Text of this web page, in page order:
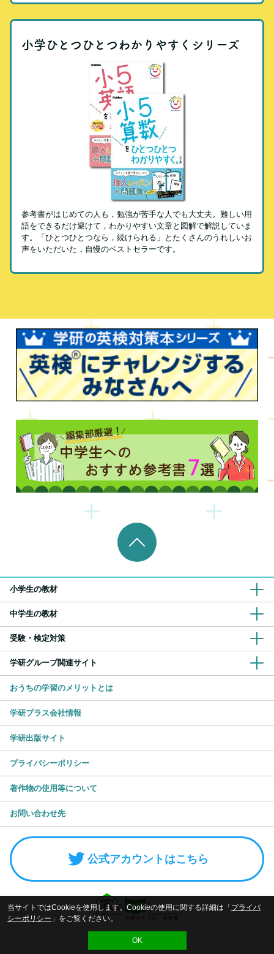
小学ひとつひとつわかりやすくシリーズ
参考書がはじめての人も，勉強が苦手な人でも大丈夫。難しい用
語をできるだけ避けて，わかりやすい文章と図解で解説していま
す。「ひとつひとつなら，続けられる」とたくさんのうれしいお
声をいただいた，自慢のベストセラーです。
小学生の教材
中学生の教材
受験・検定対策
学研グループ関連サイト
おうちの学習のメリットとは
学研プラス会社情報
学研出版サイト
プライバシーポリシー
著作物の使用等について
お問い合わせ先
公式アカウントはこちら
© Gakken
当サイトではCookieを使用します。Cookieの使用に関する詳細は「 プライバ
シーポリシー 」をご覧ください。
OK